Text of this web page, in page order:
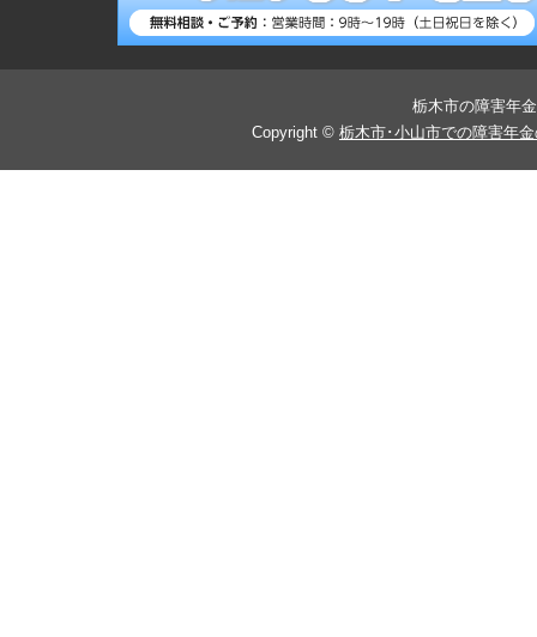
栃木市の障害年
Copyright © 栃木市･小山市での障害年